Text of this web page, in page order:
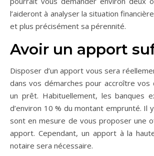
l’aideront à analyser la situation
et plus précisément sa pérennité.
Avoir un apport
Disposer d’un apport vous sera
dans vos démarches pour accroître vos
un prêt. Habituellement, les banques
d’environ 10 % du montant emprunté. Il
sont en mesure de vous proposer une
apport. Cependant, un apport à la
notaire sera nécessaire.